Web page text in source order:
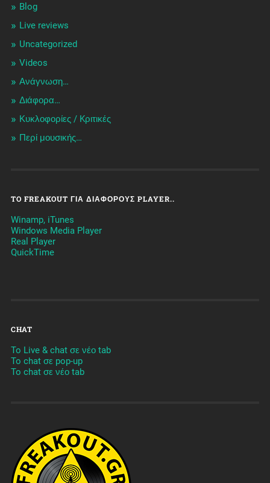
Blog
Live reviews
Uncategorized
Videos
Ανάγνωση…
Διάφορα…
Κυκλοφορίες / Kριτικές
Περί μουσικής…
TO FREAKOUT ΓΙΑ ΔΙΆΦΟΡΟΥΣ PLAYER..
Winamp, iTunes
Windows Media Player
Real Player
QuickTime
CHAT
To Live & chat σε νέο tab
To chat σε pop-up
To chat σε νέο tab